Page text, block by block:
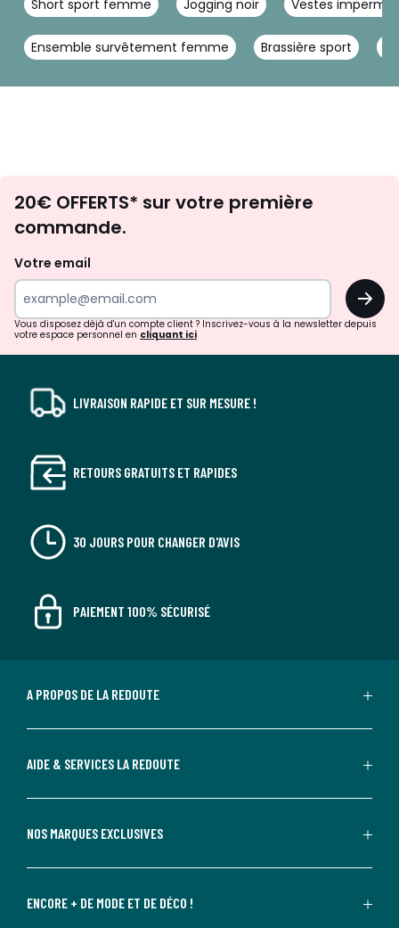
Short sport femme Jogging noir Vestes
Ensemble survêtement femme Brassière sport
d'inspirations
surprises?
20€ OFFERTS* sur votre première
commande.
Votre email
OK
Vous disposez déjà d'un compte client ? Inscrivez-vous à la newsletter depuis
votre espace personnel en cliquant ici
LIVRAISON RAPIDE ET SUR MESURE !
RETOURS GRATUITS ET RAPIDES
30 JOURS POUR CHANGER D'AVIS
PAIEMENT 100% SÉCURISÉ
A PROPOS DE LA REDOUTE
AIDE & SERVICES LA REDOUTE
NOS MARQUES EXCLUSIVES
ENCORE + DE MODE ET DE DÉCO !